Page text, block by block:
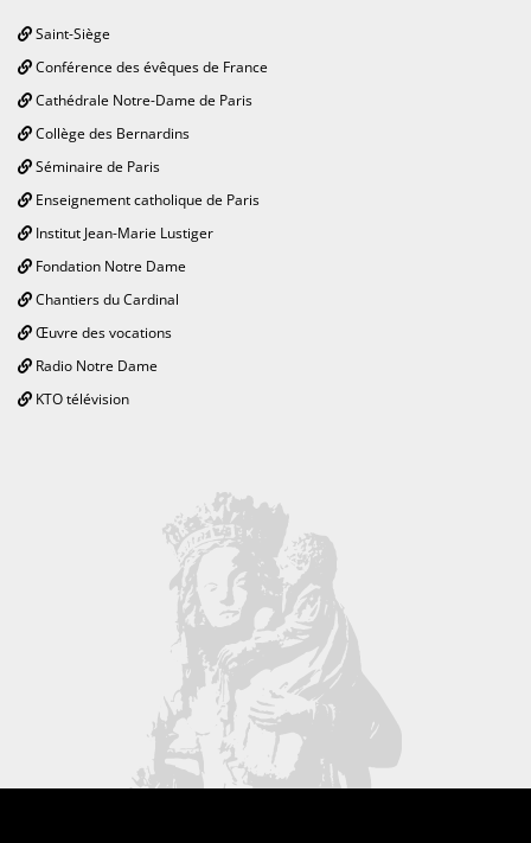
Saint-Siège
Conférence des évêques de France
Cathédrale Notre-Dame de Paris
Collège des Bernardins
Séminaire de Paris
Enseignement catholique de Paris
Institut Jean-Marie Lustiger
Fondation Notre Dame
Chantiers du Cardinal
Œuvre des vocations
Radio Notre Dame
KTO télévision